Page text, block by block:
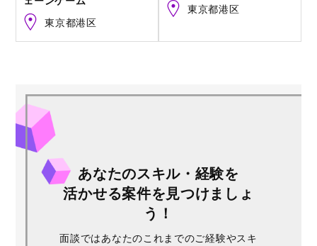
東京都港区
東京都港区
あなたのスキル・経験を
活かせる案件を見つけましょ
う！
面談ではあなたのこれまでのご経験やスキ